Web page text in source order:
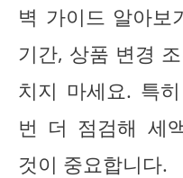
벽 가이드 알아보
기간, 상품 변경
치지 마세요. 특
번 더 점검해 세
것이 중요합니다.